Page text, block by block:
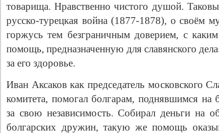
товарища. Нравственно чистого душой.
русско-турецкая война (1877-1878), о своём
горжусь тем безграничным доверием, с
помощь, предназначенную для славянского
за его здоровье.
Иван Аксаков как председатель московского
комитета, помогал болгарам, поднявшимся на
за свою независимость. Собирал деньги на
болгарских дружин, такую же помощь